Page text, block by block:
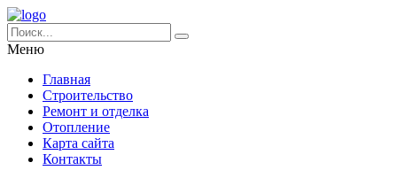
Меню
Главная
Строительство
Ремонт и отделка
Отопление
Карта сайта
Контакты